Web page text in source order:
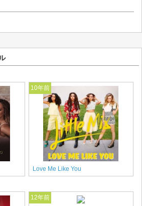
10年前
Love Me Like You
12年前